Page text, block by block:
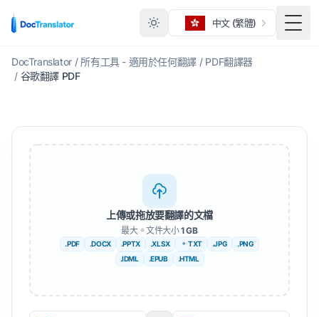
中文 (繁體)
切換
DocTranslator / 所有工具 - 適用於任何翻譯 / PDF翻譯器
/ 谷歌翻譯 PDF
上傳或拖放要翻譯的文檔
最大。文件大小1 GB
.PDF .DOCX .PPTX .XLSX 。 TXT .JPG
.PNG
.IDML
.EPUB .HTML